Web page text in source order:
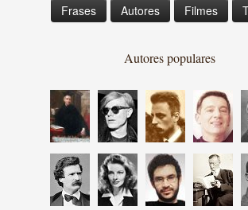
Frases Autores Filmes
Autores populares